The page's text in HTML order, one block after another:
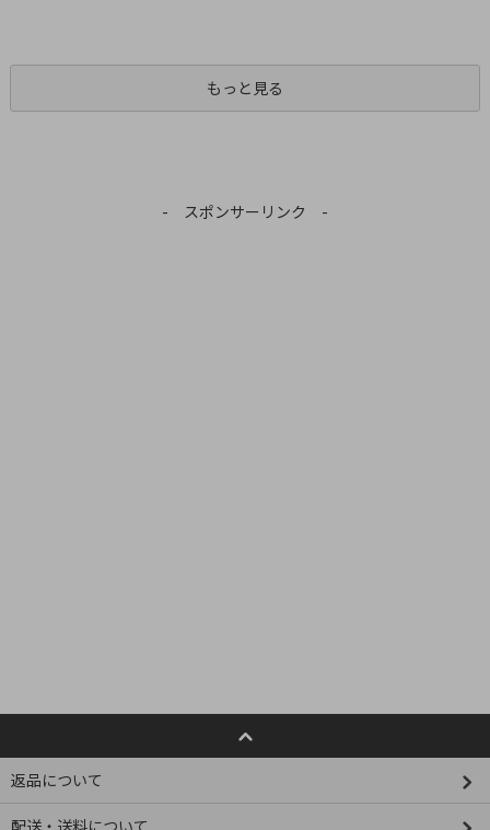
もっと見る
- スポンサーリンク -
返品について